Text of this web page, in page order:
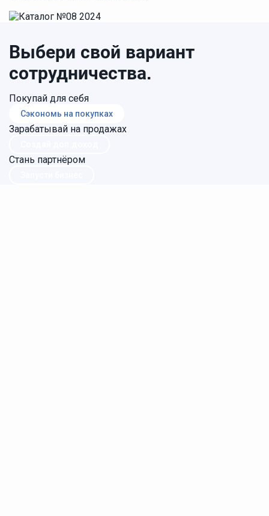
Выбери свой вариант
сотрудничества.
Покупай для себя
Сэкономь на покупках
Зарабатывай на продажах
Стань партнёром